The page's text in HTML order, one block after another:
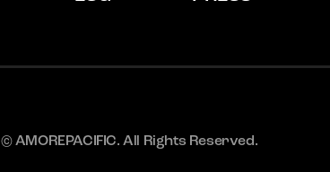
© AMOREPACIFIC. All Rights Reserved.